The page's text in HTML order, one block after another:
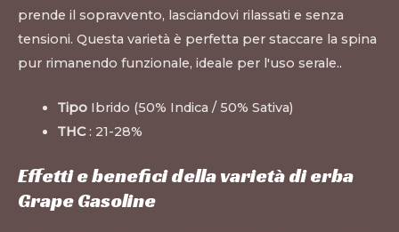
prende il sopravvento, lasciandovi rilassati e senza
tensioni. Questa varietà è perfetta per staccare la spina
pur rimanendo funzionale, ideale per l'uso serale..
TipoIbrido (50% Indica / 50% Sativa)
THC: 21-28%
Effetti e benefici della varietà di erba
Grape Gasoline